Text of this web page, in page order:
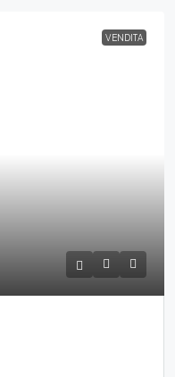
VENDITA